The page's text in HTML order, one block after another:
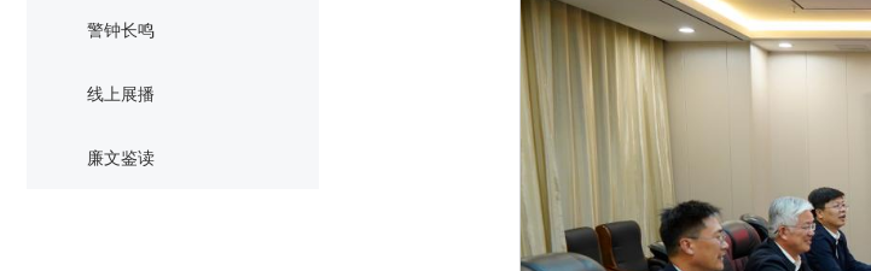
警钟长鸣
线上展播
廉文鉴读